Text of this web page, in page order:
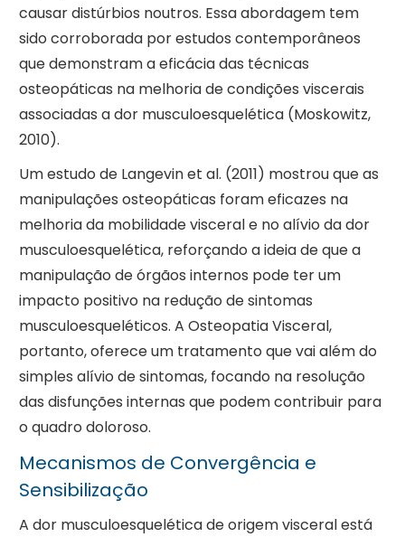
causar distúrbios noutros. Essa abordagem tem
sido corroborada por estudos contemporâneos
que demonstram a eficácia das técnicas
osteopáticas na melhoria de condições viscerais
associadas a dor musculoesquelética (Moskowitz,
2010).
Um estudo de Langevin et al. (2011) mostrou que as
manipulações osteopáticas foram eficazes na
melhoria da mobilidade visceral e no alívio da dor
musculoesquelética, reforçando a ideia de que a
manipulação de órgãos internos pode ter um
impacto positivo na redução de sintomas
musculoesqueléticos. A Osteopatia Visceral,
portanto, oferece um tratamento que vai além do
simples alívio de sintomas, focando na resolução
das disfunções internas que podem contribuir para
o quadro doloroso.
Mecanismos de Convergência e
Sensibilização
A dor musculoesquelética de origem visceral está